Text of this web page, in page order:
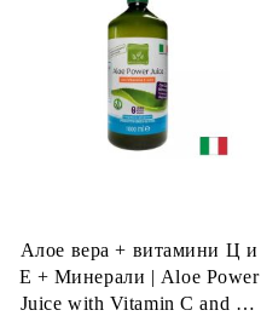
Алое вера + витамини Ц и
Е + Минерали | Aloe Power
Juice with Vitamin C and E |